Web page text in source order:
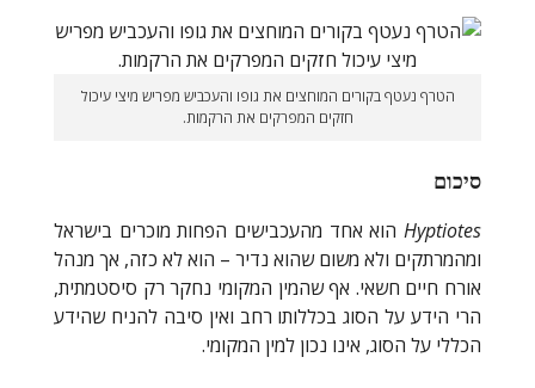
הטרף נעטף בקורים המוחצים את גופו והעכביש מפריש מיצי עיכול
חזקים המפרקים את הרקמות.
סיכום
Hyptiotes הוא אחד מהעכבישים הפחות מוכרים בישראל
ומהמרתקים ולא משום שהוא נדיר – הוא לא כזה, אך מנהל
אורח חיים חשאי. אף שהמין המקומי נחקר רק סיסטמתית,
הרי הידע על הסוג בכללותו רחב ואין סיבה להניח שהידע
הכללי על הסוג, אינו נכון למין המקומי.